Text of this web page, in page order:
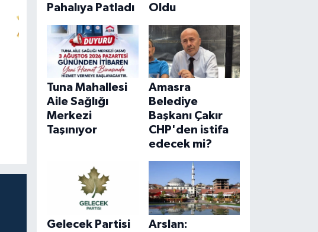
Pahalıya Patladı
Oldu
Tuna Mahallesi
Aile Sağlığı
Merkezi
Taşınıyor
Amasra
Belediye
Başkanı Çakır
CHP'den istifa
edecek mi?
Gelecek Partisi
Arslan: